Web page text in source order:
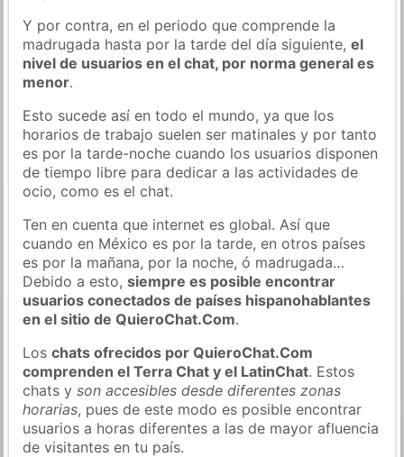
Y por contra, en el periodo que comprende la
madrugada hasta por la tarde del día siguiente,el
nivel de usuarios en el chat, por norma general es
menor.
Esto sucede así en todo el mundo, ya que los
horarios de trabajo suelen ser matinales y por tanto
es por la tarde-noche cuando los usuarios disponen
de tiempo libre para dedicar a las actividades de
ocio, como es el chat.
Ten en cuenta que internet es global. Así que
cuando en México es por la tarde, en otros países
es por la mañana, por la noche, ó madrugada…
Debido a esto,siempre es posible encontrar
usuarios conectados de países hispanohablantes
en el sitio de QuieroChat.Com.
Loschats ofrecidos por QuieroChat.Com
comprenden el Terra Chat y el LatinChat. Estos
chats yson accesibles desde diferentes zonas
horarias, pues de este modo es posible encontrar
usuarios a horas diferentes a las de mayor afluencia
de visitantes en tu país.